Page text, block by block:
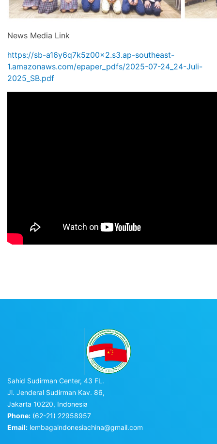
News Media Link
https://sb-a16y6q7k5z00x2.s3.ap-southeast-
1.amazonaws.com/epaper_pdfs/2025-07-24_24-Juli-
2025_SB.pdf
Sahid Sudirman Center, 43 FL.
Jl. Jenderal Sudirman Kav. 86,
Jakarta 10220, Indonesia
Phone: (62-21) 22958957
Email: lembagaindonesiachina@gmail.com